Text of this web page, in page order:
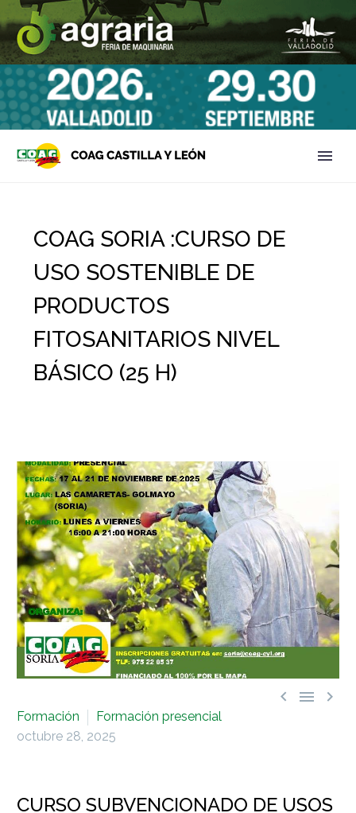
COAG SORIA :CURSO DE
USO SOSTENIBLE DE
PRODUCTOS
FITOSANITARIOS NIVEL
BÁSICO (25 H)
  
Formación
Formación presencial
octubre 28, 2025
CURSO SUBVENCIONADO DE USOS